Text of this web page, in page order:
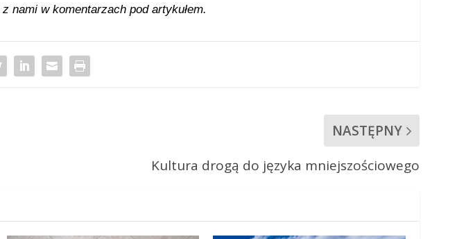
z nami w komentarzach pod artykułem.
NASTĘPNY
Kultura drogą do języka mniejszościowego